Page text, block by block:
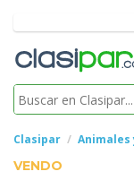
Clasipar Animales
VENDO